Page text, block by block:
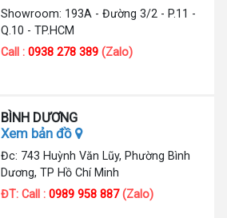
Showroom: 193A - Đường 3/2 - P.11 -
Q.10 - TP.HCM
Call :0938 278 389(Zalo)
BÌNH DƯƠNG
Xem bản đồ
Đc: 743 Huỳnh Văn Lũy, Phường Bình
Dương, TP Hồ Chí Minh
ĐT: Call :0989 958 887(Zalo)